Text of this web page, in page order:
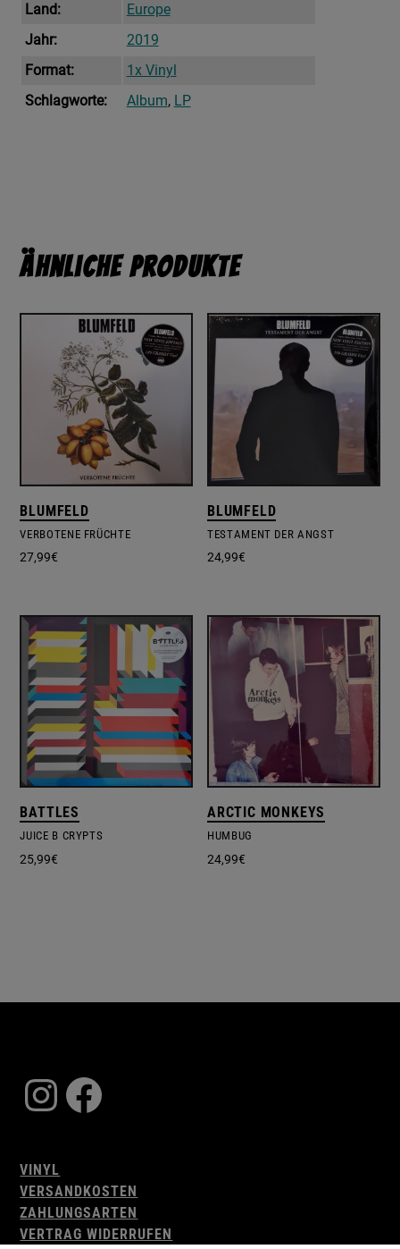
Land:
Europe
Jahr:
2019
Format:
1x Vinyl
Schlagworte:
Album, LP
Ähnliche Produkte
BLUMFELD
VERBOTENE FRÜCHTE
27,99€
BLUMFELD
TESTAMENT DER ANGST
24,99€
BATTLES
JUICE B CRYPTS
25,99€
ARCTIC MONKEYS
HUMBUG
24,99€
Instagram
Facebook
VINYL
VERSANDKOSTEN
ZAHLUNGSARTEN
VERTRAG WIDERRUFEN